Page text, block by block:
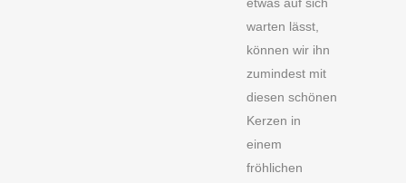
warten lässt,
können wir ihn
zumindest mit
diesen schönen
Kerzen in
einem
fröhlichen